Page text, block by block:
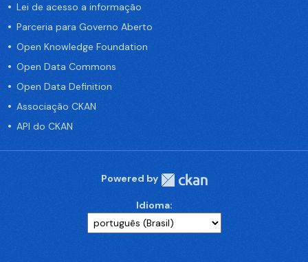
Lei de acesso a informação
Parceria para Governo Aberto
Open Knowledge Foundation
Open Data Commons
Open Data Definition
Associação CKAN
API do CKAN
Powered by
Idioma